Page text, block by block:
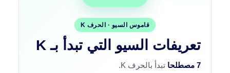
قاموس السيو · الحرف K
تعريفات السيو التي تبدأ بـ K
7 مصطلحا تبدأ بالحرف K.